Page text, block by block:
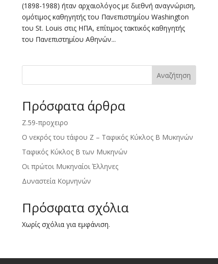
(1898-1988) ήταν αρχαιολόγος με διεθνή αναγνώριση,
ομότιμος καθηγητής του Πανεπιστημίου Washington
του St. Louis στις ΗΠΑ, επίτιμος τακτικός καθηγητής
του Πανεπιστημίου Αθηνών...
Αναζήτηση
Πρόσφατα άρθρα
Ζ.59-προχειρο
Ο νεκρός του τάφου Ζ – Ταφικός Κύκλος Β Μυκηνών
Ταφικός Κύκλος Β των Μυκηνών
Οι πρώτοι Μυκηναίοι Έλληνες
Δυναστεία Κομνηνών
Πρόσφατα σχόλια
Χωρίς σχόλια για εμφάνιση.